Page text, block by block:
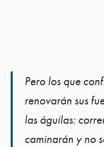
Pero los que
renovarán sus
las águilas:
caminarán y no